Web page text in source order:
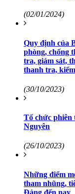
(02/01/2024)
Quy định của
phòng, chống
tra, giám sát,
thanh tra,
(30/10/2023)
Tổ chức phiên
Nguyên
(26/10/2023)
Những điểm
tham nhũng,
Đảng đến nay